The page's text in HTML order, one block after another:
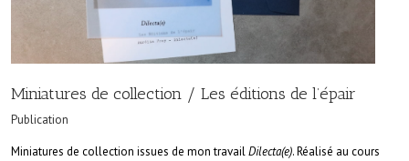
Miniatures de collection / Les éditions de l’épair
Publication
Miniatures de collection issues de mon travailDilecta(e). Réalisé au cours